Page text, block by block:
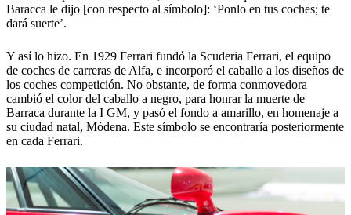
Baracca le dijo [con respecto al símbolo]: ‘Ponlo en tus coches; te
dará suerte’.
Y así lo hizo. En 1929 Ferrari fundó la Scuderia Ferrari, el equipo
de coches de carreras de Alfa, e incorporó el caballo a los diseños de
los coches competición. No obstante, de forma conmovedora
cambió el color del caballo a negro, para honrar la muerte de
Barraca durante la I GM, y pasó el fondo a amarillo, en homenaje a
su ciudad natal, Módena. Este símbolo se encontraría posteriormente
en cada Ferrari.